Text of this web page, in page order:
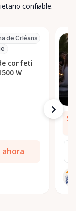
confiable.
de Orléans
confeti
W
ahora